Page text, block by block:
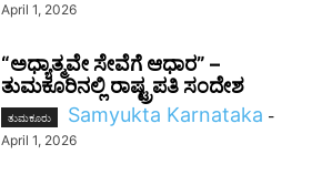
April 1, 2026
“ಅಧ್ಯಾತ್ಮವೇ ಸೇವೆಗೆ ಆಧಾರ” –
ತುಮಕೂರಿನಲ್ಲಿ ರಾಷ್ಟ್ರಪತಿ ಸಂದೇಶ
ತುಮಕೂರು Samyukta Karnataka -
April 1, 2026